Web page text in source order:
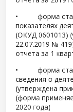
• форма
показателях
(ОКУД 0601013)
22.07.2019 №
отчета за 1
• форма
сведения о
(утверждена
(форма
2020 года)